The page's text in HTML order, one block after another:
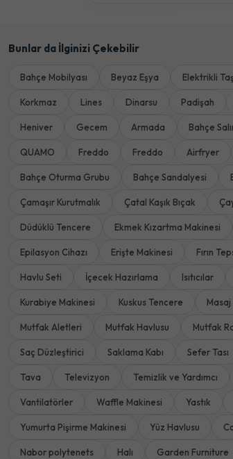
Bunlar da İlginizi Çekebilir
Bahçe Mobilyası Beyaz Eşya Elektrikli
Korkmaz Lines Dinarsu Padişah
Heniver Gecem Armada Bahçe
QUAMO Freddo Freddo Airfryer
Bahçe Oturma Grubu Bahçe Sandalyesi
Çamaşır Kurutmalık Çatal Kaşık Bıçak
Düdüklü Tencere Ekmek Kızartma Makinesi
Epilasyon Cihazı Erişte Makinesi Fırın
Havlu Seti İçecek Hazırlama Isıtıcılar
Kurabiye Makinesi Kuskus Tencere Masaj
Mutfak Aletleri Mutfak Havlusu Mutfak
Saç Düzleştirici Saklama Kabı Sefer Tası
Tava Televizyon Temizlik ve Yardımcı
Vantilatörler Waffle Makinesi Yastık
Yumurta Pişirme Makinesi Yüz Havlusu
Nabor polytenets Halı Garden Furniture